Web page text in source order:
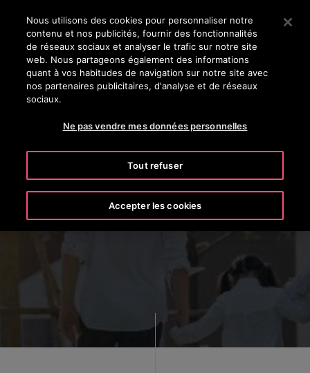
Appuyez sur Entrée pour passer au contenu principal
RECHERCHER
Hôtel
Nous utilisons des cookies pour personnaliser notre
contenu et nos publicités, fournir des fonctionnalités
de réseaux sociaux et analyser le trafic sur notre site
web. Nous partageons également des informations
quant à vos habitudes de navigation sur notre site avec
nos partenaires publicitaires, d'analyse et de réseaux
sociaux.
Ne pas vendre mes données personnelles
Tout refuser
Accepter les cookies